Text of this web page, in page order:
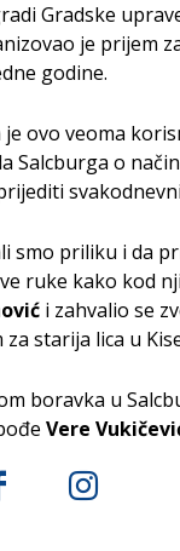
Gradske
je prijem
godine.
je ovo veoma
Salcburga o
smo priliku i da
ruke kako kod
i zahvalio se
za starija lica u
boravka u
Vere